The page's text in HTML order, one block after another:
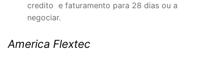
credito e faturamento para 28 dias ou a
negociar.
America Flextec